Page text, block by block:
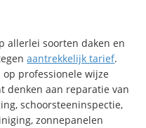
allerlei soorten daken en
aantrekkelijk tarief.
professionele wijze
denken aan reparatie van
schoorsteeninspectie,
zonnepanelen